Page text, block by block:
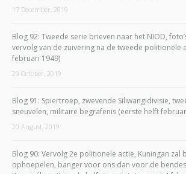
17 December, 2019
Blog 92: Tweede serie brieven naar het NIOD,
vervolg van de zuivering na de tweede politionele
februari 1949)
29 October, 2019
Blog 91: Spiertroep, zwevende Siliwangidivisie,
sneuvelen, militaire begrafenis (eerste helft
20 August, 2019
Blog 90: Vervolg 2e politionele actie, Kuningan zal
ophoepelen, banger voor ons dan voor de